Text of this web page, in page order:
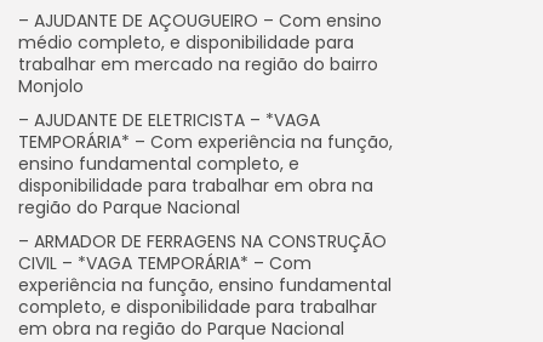
– AJUDANTE DE AÇOUGUEIRO – Com ensino
médio completo, e disponibilidade para
trabalhar em mercado na região do bairro
Monjolo
– AJUDANTE DE ELETRICISTA – *VAGA
TEMPORÁRIA* – Com experiência na função,
ensino fundamental completo, e
disponibilidade para trabalhar em obra na
região do Parque Nacional
– ARMADOR DE FERRAGENS NA CONSTRUÇÃO
CIVIL – *VAGA TEMPORÁRIA* – Com
experiência na função, ensino fundamental
completo, e disponibilidade para trabalhar
em obra na região do Parque Nacional